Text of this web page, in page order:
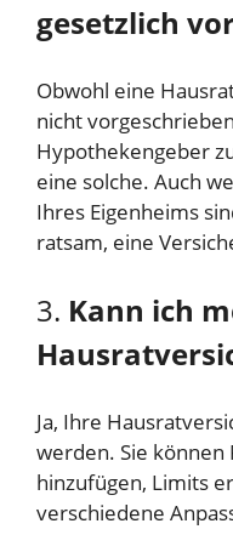
gesetzlich
Obwohl eine
nicht
Hypothekengeber
eine solche. Auch
Ihres Eigenheims
ratsam, eine
3. Kann ich
Ja, Ihre
werden. Sie
hinzufügen, Limits
verschiedene